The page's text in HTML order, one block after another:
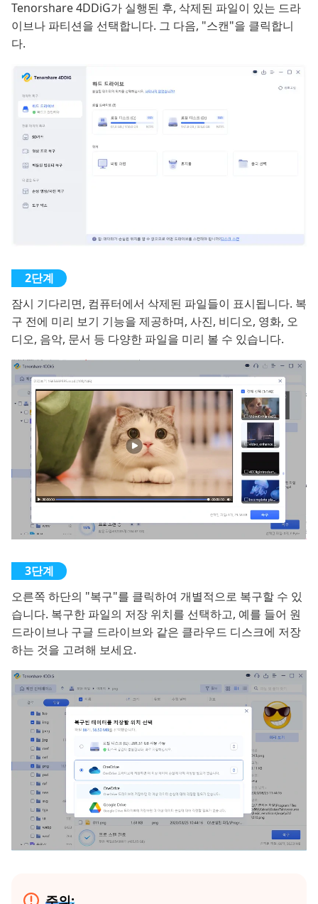
Tenorshare 4DDiG가 실행된 후, 삭제된 파일이 있는 드라
이브나 파티션을 선택합니다. 그 다음, "스캔"을 클릭합니
다.
잠시 기다리면, 컴퓨터에서 삭제된 파일들이 표시됩니다. 복
구 전에 미리 보기 기능을 제공하며, 사진, 비디오, 영화, 오
디오, 음악, 문서 등 다양한 파일을 미리 볼 수 있습니다.
오른쪽 하단의 "복구"를 클릭하여 개별적으로 복구할 수 있
습니다. 복구한 파일의 저장 위치를 선택하고, 예를 들어 원
드라이브나 구글 드라이브와 같은 클라우드 디스크에 저장
하는 것을 고려해 보세요.
주의: